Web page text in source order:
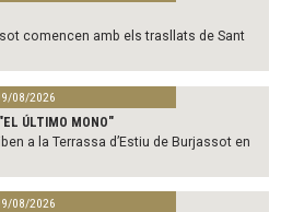
comencen amb els trasllats de Sant
08/2026
ÚLTIMO MONO"
a la Terrassa d’Estiu de Burjassot en
08/2026